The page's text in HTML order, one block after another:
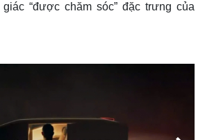
“được chăm sóc” đặc trưng của